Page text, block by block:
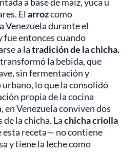
El arrozcomo
Venezuela durante el
fue entonces cuando
a latradición de la chicha.
la bebida, que
sin fermentación y
lo que la consolidó
propia de la cocina
en Venezuela conviven dos
la chicha. Lachicha criolla
receta— no contiene
y tiene la leche como